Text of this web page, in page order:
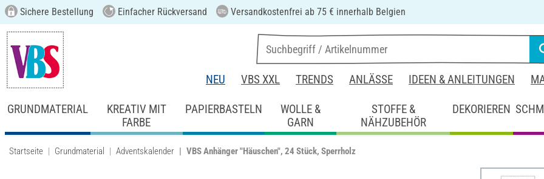
Sichere Bestellung Einfacher Rückversand Versandkostenfrei ab 75 € innerhalb Belgien
NEU VBS XXL TRENDS ANLÄSSE IDEEN & ANLEITUNGEN
GRUNDMATERIAL
KREATIV MIT
FARBE
PAPIERBASTELN
WOLLE &
GARN
STOFFE &
NÄHZUBEHÖR
DEKORIEREN
Startseite Grundmaterial Adventskalender VBS Anhänger "Häuschen", 24 Stück, Sperrholz